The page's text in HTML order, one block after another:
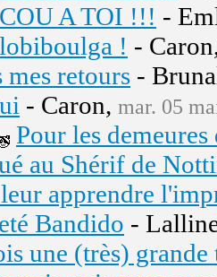
A TOI !!! -
! -
mes retours -
- Caron, mar. 05
Pour les
au Shérif de
apprendre
Bandido -
une (très) grande